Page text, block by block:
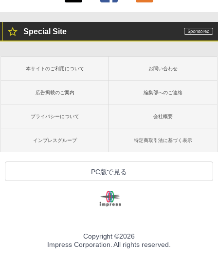
Special Site
本サイトのご利用について お問い合わせ
広告掲載のご案内 編集部へのご連絡
プライバシーについて 会社概要
インプレスグループ 特定商取引法に基づく表示
PC版で見る
Copyright ©2026
Impress Corporation. All rights reserved.